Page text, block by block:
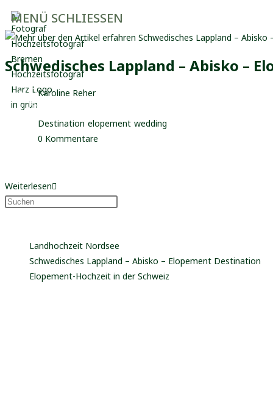
Zum
Inhalt
springen
MENÜ SCHLIESSEN
Schwedisches Lappland – Abisko –
Beitrags-
Autor:
Karoline Reher
Beitrag
veröffentlicht:
Beitrags-
Kategorie:
Destination elopement wedding
Beitrags-
0 Kommentare
WeiterlesenSchwedisches
–
Elopement
Destination
Landhochzeit Nordsee
Schwedisches Lappland – Abisko – Elopement Destination
Elopement-Hochzeit in der Schweiz